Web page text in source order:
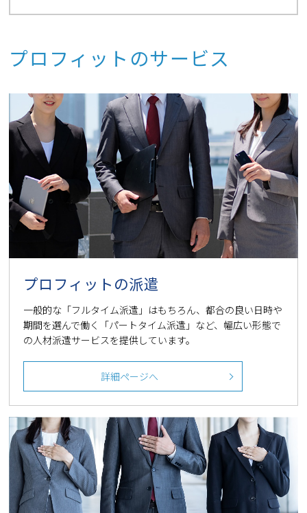
プロフィットのサービス
プロフィットの派遣
一般的な「フルタイム派遣」はもちろん、都合の良い日時や
期間を選んで働く「パートタイム派遣」など、幅広い形態で
の人材派遣サービスを提供しています。
詳細ページへ